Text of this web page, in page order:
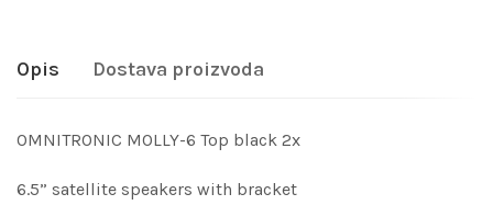
Opis Dostava proizvoda
OMNITRONIC MOLLY-6 Top black 2x
6.5” satellite speakers with bracket